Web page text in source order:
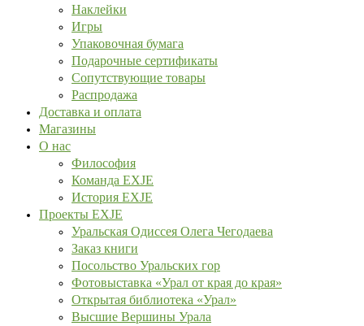
Наклейки
Игры
Упаковочная бумага
Подарочные сертификаты
Сопутствующие товары
Распродажа
Доставка и оплата
Магазины
О нас
Философия
Команда EXJE
История EXJE
Проекты EXJE
Уральская Одиссея Олега Чегодаева
Заказ книги
Посольство Уральских гор
Фотовыставка «Урал от края до края»
Открытая библиотека «Урал»
Высшие Вершины Урала